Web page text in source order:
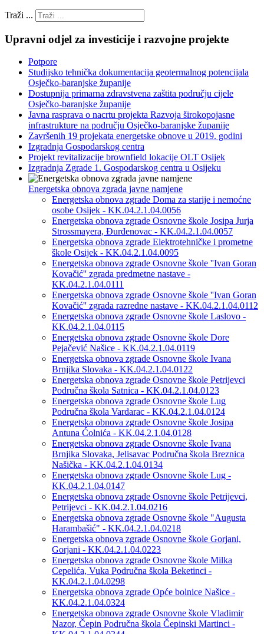
Traži ...
Upravni odjel za investicije i razvojne projekte
Potpore
Studijsko tehnička dokumentacija geotermalnog potencijala
Osječko-baranjske županije
Dostupnija primarna zdravstvena zaštita području cijele
Osječko-baranjske županije
Javna rasprava o nacrtu projekta Razvoja širokopojasne
infrastrukture na području Osječko-baranjske županije
Završenih 19 projekata energetske obnove u 2019. godini
Izgradnja Gospodarskog centra
Projekt revitalizacije brownfield lokacije OLT Osijek
Izgradnja Zgrade 1. Gospodarskog centra u Osijeku
Energetska obnova zgrada javne namjene
Energetska obnova zgrade Doma za starije i nemoćne
osobe Osijek - KK.04.2.1.04.0056
Energetska obnova zgrade Osnovne škole Josipa Jurja
Strossmayera, Đurđenovac - KK.04.2.1.04.0057
Energetska obnova zgrade Elektrotehničke i prometne
škole Osijek - KK.04.2.1.04.0095
Energetska obnova zgrade Osnovne škole ''Ivan Goran
Kovačić'' zgrada predmetne nastave -
KK.04.2.1.04.0111
Energetska obnova zgrade Osnovne škole ''Ivan Goran
Kovačić'' zgrada razredne nastave - KK.04.2.1.04.0112
Energetska obnova zgrade Osnovne škole Laslovo -
KK.04.2.1.04.0115
Energetska obnova zgrade Osnovne škole Dore
Pejačević Našice - KK.04.2.1.04.0119
Energetska obnova zgrade Osnovne škole Ivana
Brnjika Slovaka - KK.04.2.1.04.0122
Energetska obnova zgrade Osnovne škole Petrijevci
Područna škola Satnica - KK.04.2.1.04.0123
Energetska obnova zgrade Osnovne škole Lug
Područna škola Vardarac - KK.04.2.1.04.0124
Energetska obnova zgrade Osnovne škole Josipa
Antuna Ćolnića - KK.04.2.1.04.0128
Energetska obnova zgrade Osnovne škole Ivana
Brnjika Slovaka, Jelisavac Područna škola Breznica
Našička - KK.04.2.1.04.0134
Energetska obnova zgrade Osnovne škole Lug -
KK.04.2.1.04.0147
Energetska obnova zgrade Osnovne škole Petrijevci,
Petrijevci - KK.04.2.1.04.0216
Energetska obnova zgrade Osnovne škole "Augusta
Harambašić" - KK.04.2.1.04.0218
Energetska obnova zgrade Osnovne škole Gorjani,
Gorjani - KK.04.2.1.04.0223
Energetska obnova zgrade Osnovne škole Milka
Cepelića, Vuka Područna škola Beketinci -
KK.04.2.1.04.0298
Energetska obnova zgrade Opće bolnice Našice -
KK.04.2.1.04.0324
Energetska obnova zgrade Osnovne škole Vladimir
Nazor, Čepin Područna škola Čepinski Martinci -